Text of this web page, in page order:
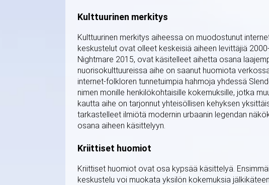
Kulttuurinen merkitys
Kulttuurinen merkitys aiheessa on muodostunut
keskustelut ovat olleet keskeisiä aiheen levittäjiä
Nightmare 2015, ovat käsitelleet aihetta osana
nuorisokulttuureissa aihe on saanut huomiota
internet-folkloren tunnetuimpia hahmoja yhdessä
nimen monille henkilökohtaisille kokemuksille, jotka
kautta aihe on tarjonnut yhteisöllisen kehyksen
tarkastelleet ilmiötä modernin urbaanin legendan
osana aiheen käsittelyyn.
Kriittiset huomiot
Kriittiset huomiot ovat osa kypsää käsittelyä.
keskustelu voi muokata yksilön kokemuksia